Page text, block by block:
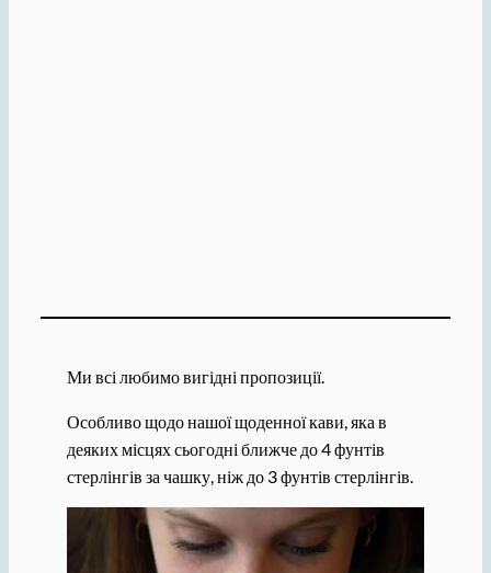
Ми всі любимо вигідні пропозиції.
Особливо щодо нашої щоденної кави, яка в
деяких місцях сьогодні ближче до 4 фунтів
стерлінгів за чашку, ніж до 3 фунтів стерлінгів.